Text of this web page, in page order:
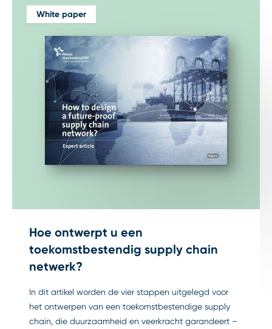
White paper
Hoe ontwerpt u een
toekomstbestendig supply chain
netwerk?
In dit artikel worden de vier stappen uitgelegd voor
het ontwerpen van een toekomstbestendige supply
chain, die duurzaamheid en veerkracht garandeert –